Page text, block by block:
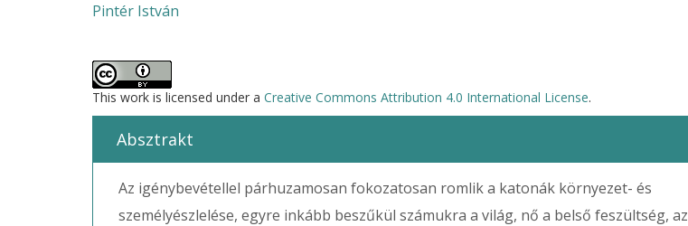
Pintér István
This work is licensed under a Creative Commons Attribution 4.0 International License.
Absztrakt
Az igénybevétellel párhuzamosan fokozatosan romlik a katonák környezet- és
személyészlelése, egyre inkább beszűkül számukra a világ, nő a belső feszültség, az